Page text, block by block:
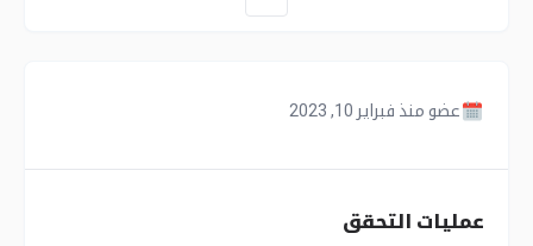
عضو منذ فبراير 10, 2023
عمليات التحقق